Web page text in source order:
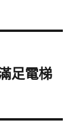
足電梯